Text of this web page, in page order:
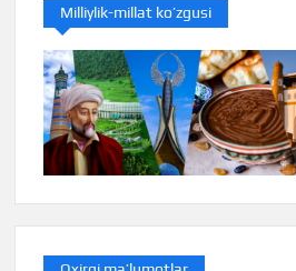
Milliylik-millat ko’zgusi